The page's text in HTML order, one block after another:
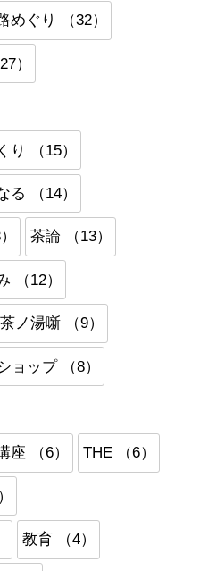
めぐり （32）
）
り （15）
る （14）
茶論 （13）
（12）
ノ湯噺 （9）
ョップ （8）
座 （6） THE （6）
教育 （4）